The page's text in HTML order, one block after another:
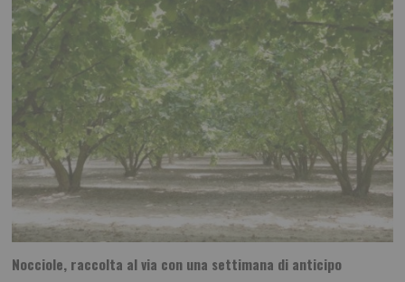
Nocciole, raccolta al via con una settimana di anticipo